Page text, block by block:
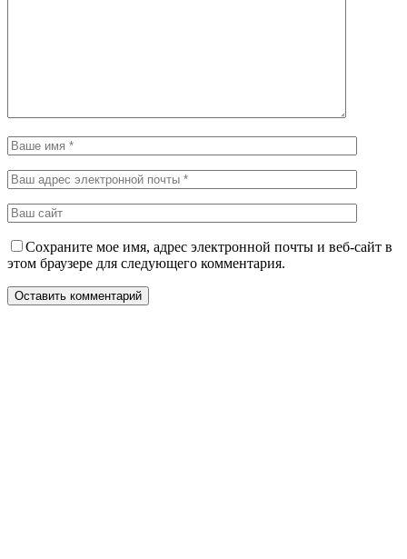
Сохраните мое имя, адрес электронной почты и веб-сайт в
этом браузере для следующего комментария.